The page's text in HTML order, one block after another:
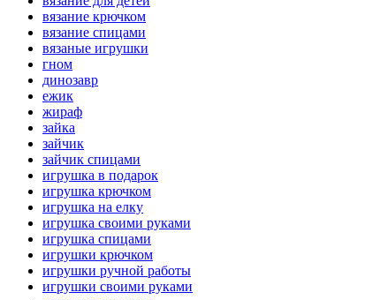
вязание крючком
вязание спицами
вязаные игрушки
гном
динозавр
ежик
жираф
зайка
зайчик
зайчик спицами
игрушка в подарок
игрушка крючком
игрушка на елку
игрушка своими руками
игрушка спицами
игрушки крючком
игрушки ручной работы
игрушки своими руками